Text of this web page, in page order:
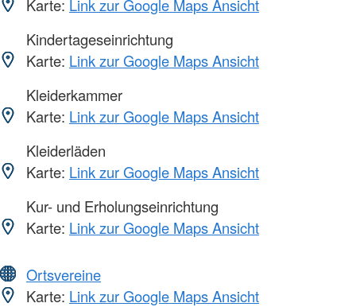
Karte: Link zur Google Maps Ansicht
Kindertageseinrichtung
Karte: Link zur Google Maps Ansicht
Kleiderkammer
Karte: Link zur Google Maps Ansicht
Kleiderläden
Karte: Link zur Google Maps Ansicht
Kur- und Erholungseinrichtung
Karte: Link zur Google Maps Ansicht
Ortsvereine
Karte: Link zur Google Maps Ansicht